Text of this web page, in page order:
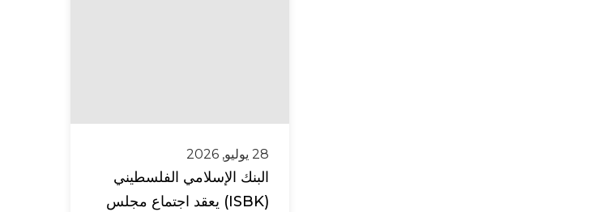
28 يوليو, 2026
البنك الإسلامي الفلسطيني
(ISBK) يعقد اجتماع مجلس